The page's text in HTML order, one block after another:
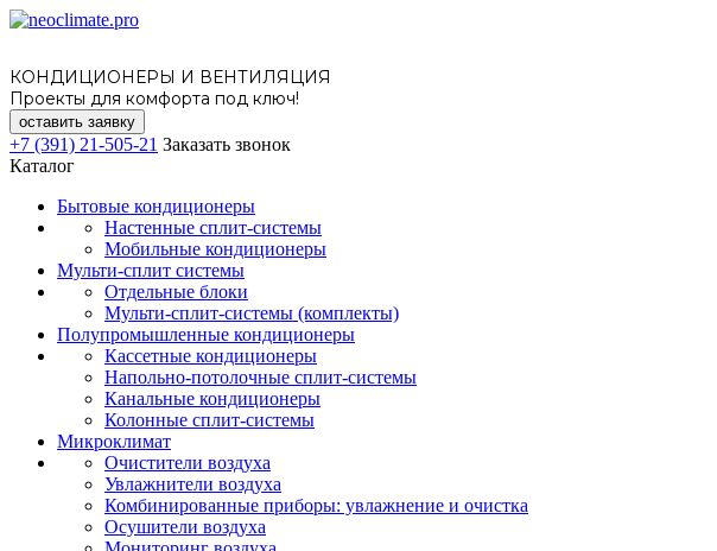
КОНДИЦИОНЕРЫ И ВЕНТИЛЯЦИЯ
Проекты для комфорта под ключ!
оставить заявку
+7 (391) 21-505-21 Заказать звонок
Каталог
Бытовые кондиционеры
Настенные сплит-системы
Мобильные кондиционеры
Мульти-сплит системы
Отдельные блоки
Мульти-сплит-системы (комплекты)
Полупромышленные кондиционеры
Кассетные кондиционеры
Напольно-потолочные сплит-системы
Канальные кондиционеры
Колонные сплит-системы
Микроклимат
Очистители воздуха
Увлажнители воздуха
Комбинированные приборы: увлажнение и очистка
Осушители воздуха